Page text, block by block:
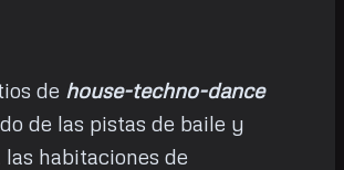
de house-techno-dance
de las pistas de baile y
habitaciones de